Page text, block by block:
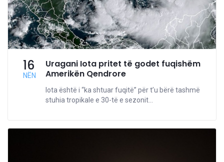
16
NËN
Uragani Iota pritet të godet fuqishëm
Amerikën Qendrore
Iota është i “ka shtuar fuqitë” për t’u bërë tashmë
stuhia tropikale e 30-të e sezonit...